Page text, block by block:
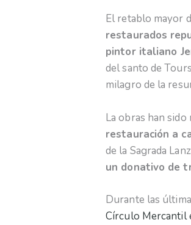
El retablo mayor
restaurados
pintor italiano
del santo de
milagro de la
La obras han
restauración a
de la Sagrada
un donativo de
Durante las
Círculo Mercantil